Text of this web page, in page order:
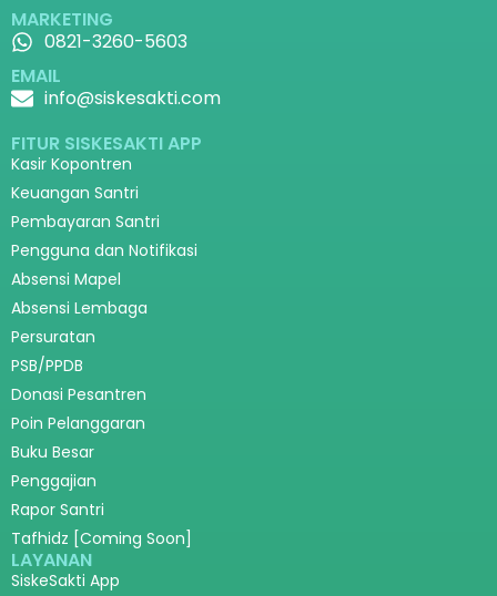
MARKETING
0821-3260-5603
EMAIL
info@siskesakti.com
FITUR SISKESAKTI APP
Kasir Kopontren
Keuangan Santri
Pembayaran Santri
Pengguna dan Notifikasi
Absensi Mapel
Absensi Lembaga
Persuratan
PSB/PPDB
Donasi Pesantren
Poin Pelanggaran
Buku Besar
Penggajian
Rapor Santri
Tafhidz [Coming Soon]
LAYANAN
SiskeSakti App